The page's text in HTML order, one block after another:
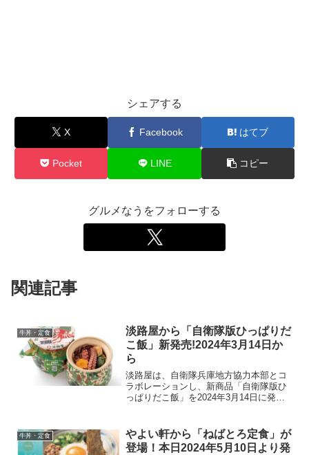
シェアする
X Facebook はてブ
Pocket LINE コピー
グルメなうをフォローする
関連記事
牛丼・定食
淡路屋から「自衛隊版ひっぱりだ
こ飯」新発売!2024年3月14日か
ら
淡路屋は、自衛隊兵庫地方協力本部とコ
ラボレーションし、新商品「自衛隊版ひ
っぱりだこ飯」を2024年3月14日に発売
品特徴デザイン: 陸上自衛隊員に貸与され
る迷彩服...
牛丼・定食
やよい軒から「ねばとろ定食」が
登場！本日2024年5月10日より発